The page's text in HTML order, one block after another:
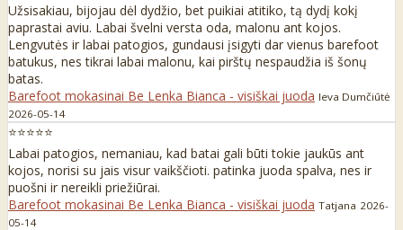
Užsisakiau, bijojau dėl dydžio, bet puikiai atitiko, tą dydį kokį
paprastai aviu. Labai švelni versta oda, malonu ant kojos.
Lengvutės ir labai patogios, gundausi įsigyti dar vienus barefoot
batukus, nes tikrai labai malonu, kai pirštų nespaudžia iš šonų
batas.
Barefoot mokasinai Be Lenka Bianca - visiškai juoda Ieva Dumčiūtė
2026-05-14
⭐⭐⭐⭐⭐
Labai patogios, nemaniau, kad batai gali būti tokie jaukūs ant
kojos, norisi su jais visur vaikščioti. patinka juoda spalva, nes ir
puošni ir nereikli priežiūrai.
Barefoot mokasinai Be Lenka Bianca - visiškai juoda Tatjana 2026-
05-14